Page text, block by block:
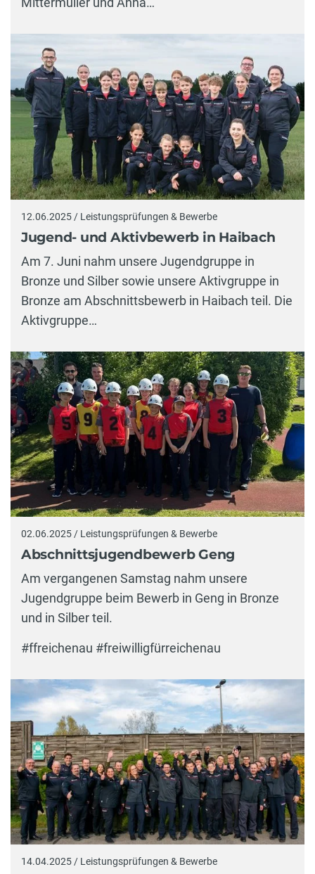
12.06.2025 / Leistungsprüfungen & Bewerbe
Jugend- und Aktivbewerb in Haibach
Am 7. Juni nahm unsere Jugendgruppe in
Bronze und Silber sowie unsere Aktivgruppe in
Bronze am Abschnittsbewerb in Haibach teil. Die
Aktivgruppe…
02.06.2025 / Leistungsprüfungen & Bewerbe
Abschnittsjugendbewerb Geng
Am vergangenen Samstag nahm unsere
Jugendgruppe beim Bewerb in Geng in Bronze
und in Silber teil.
#ffreichenau #freiwilligfürreichenau
14.04.2025 / Leistungsprüfungen & Bewerbe